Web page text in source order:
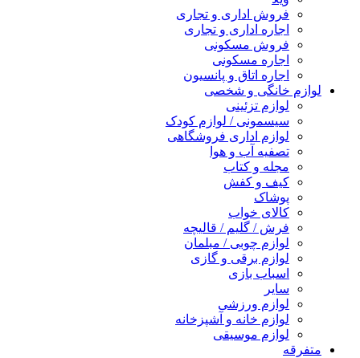
فروش اداری و تجاری
اجاره اداری و تجاری
فروش مسکونی
اجاره مسکونی
اجاره اتاق و پانسیون
لوازم خانگی و شخصی
لوازم تزئینی
سیسمونی / لوازم کودک
لوازم اداری فروشگاهی
تصفیه آب و هوا
مجله و کتاب
کیف و کفش
پوشاک
کالای خواب
فرش / گلیم / قالیچه
لوازم چوبی / مبلمان
لوازم برقی و گازی
اسباب بازی
سایر
لوازم ورزشی
لوازم خانه و آشپزخانه
لوازم موسیقی
متفرقه